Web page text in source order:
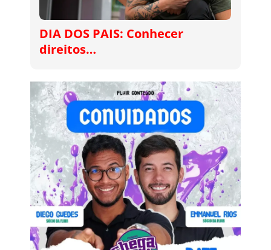
DIA DOS PAIS: Conhecer
direitos…